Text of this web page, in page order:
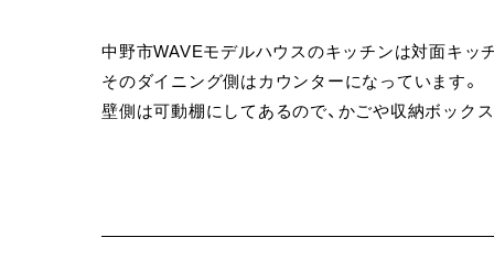
中野市WAVEモデルハウスのキッチンは対面キッ
そのダイニング側はカウンターになっています。
壁側は可動棚にしてあるので、かごや収納ボック